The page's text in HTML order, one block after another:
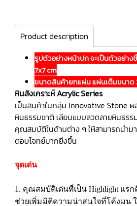
Product description
รูปตัวอย่างหน้าปก จะเป็นตัวอย่า
7x7 cm
ขนาดสินค้ายกแผ่น แผ่นเต็มขนาด
หินสังเคราะห์ Acrylic Series
เป็นสินค้าในกลุ่ม Innovative Stone
หินธรรมชาติ เลียนแบบลวดลายหินธรร
คุณสมบัติในด้านต่าง ๆ ให้สามารถนำมา
ตอบโจทย์มากยิ่งขึ้น
จุดเด่น
1. คุณสมบัติเด่นที่เป็น Highlight แรก
ช่วยเพิ่มมิติความน่าสนใจที่โค้งมน